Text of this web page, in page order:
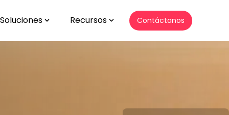
Soluciones
Show submenu for Soluciones
Recursos
Show submenu for Recursos
Contáctanos